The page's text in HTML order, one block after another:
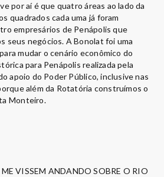
por aí é que quatro áreas ao lado da
quadrados cada uma já foram
empresários de Penápolis que
seus negócios. A Bonolat foi uma
mudar o cenário econômico do
para Penápolis realizada pela
apoio do Poder Público, inclusive nas
além da Rotatória construímos o
Monteiro.
VISSEM ANDANDO SOBRE O RIO